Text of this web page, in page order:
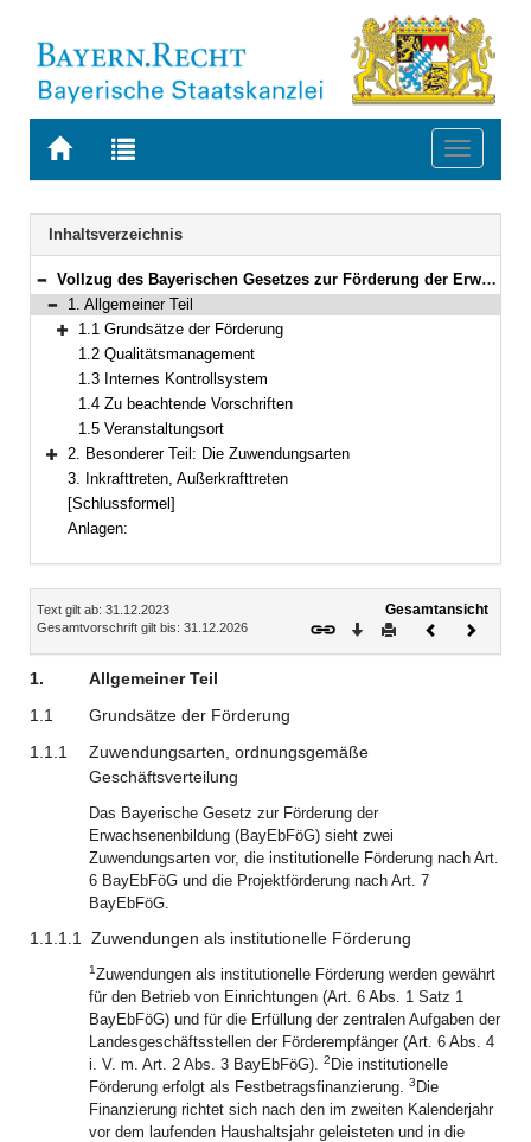
Zur
BAYERN.RECHT
Zur
letzten
Suche
Toggle
Navigation
Inhaltsverzeichnis
Bereich reduzieren
Vollzug des Bayerischen Gesetzes zur Förderung der Erwachsenenbildung
Bereich reduzieren
1. Allgemeiner Teil
Bereich erweitern
1.1 Grundsätze der Förderung
1.2 Qualitätsmanagement
1.3 Internes Kontrollsystem
1.4 Zu beachtende Vorschriften
1.5 Veranstaltungsort
Bereich erweitern
2. Besonderer Teil: Die Zuwendungsarten
3. Inkrafttreten, Außerkrafttreten
[Schlussformel]
Anlagen:
Inhalt
Text gilt ab: 31.12.2023
Gesamtvorschrift gilt bis: 31.12.2026
Gesamtansicht
Download
DruckenVorheriges
1.
Allgemeiner Teil
1.1
Grundsätze der Förderung
1.1.1
Zuwendungsarten, ordnungsgemäße
Geschäftsverteilung
Das Bayerische Gesetz zur Förderung der
Erwachsenenbildung (BayEbFöG) sieht zwei
Zuwendungsarten vor, die institutionelle Förderung nach Art.
6 BayEbFöG und die Projektförderung nach Art. 7
BayEbFöG.
1.1.1.1 Zuwendungen als institutionelle Förderung
1Zuwendungen als institutionelle Förderung werden gewährt
für den Betrieb von Einrichtungen (Art. 6 Abs. 1 Satz 1
BayEbFöG) und für die Erfüllung der zentralen Aufgaben der
Landesgeschäftsstellen der Förderempfänger (Art. 6 Abs. 4
i. V. m. Art. 2 Abs. 3 BayEbFöG). 2 Die institutionelle
Förderung erfolgt als Festbetragsfinanzierung. 3 Die
Finanzierung richtet sich nach den im zweiten Kalenderjahr
vor dem laufenden Haushaltsjahr geleisteten und in die